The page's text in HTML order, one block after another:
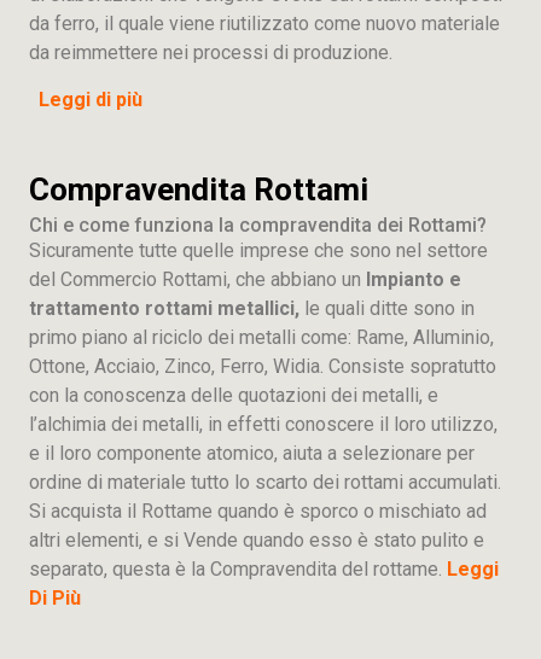
da ferro, il quale viene riutilizzato come nuovo materiale
da reimmettere nei processi di produzione.
Leggi di più
Compravendita Rottami
Chi e come funziona la compravendita dei Rottami?
Sicuramente tutte quelle imprese che sono nel settore
del Commercio Rottami, che abbiano un Impianto e
trattamento rottami metallici, le quali ditte sono in
primo piano al riciclo dei metalli come: Rame, Alluminio,
Ottone, Acciaio, Zinco, Ferro, Widia. Consiste sopratutto
con la conoscenza delle quotazioni dei metalli, e
l’alchimia dei metalli, in effetti conoscere il loro utilizzo,
e il loro componente atomico, aiuta a selezionare per
ordine di materiale tutto lo scarto dei rottami accumulati.
Si acquista il Rottame quando è sporco o mischiato ad
altri elementi, e si Vende quando esso è stato pulito e
separato, questa è la Compravendita del rottame. Leggi
Di Più